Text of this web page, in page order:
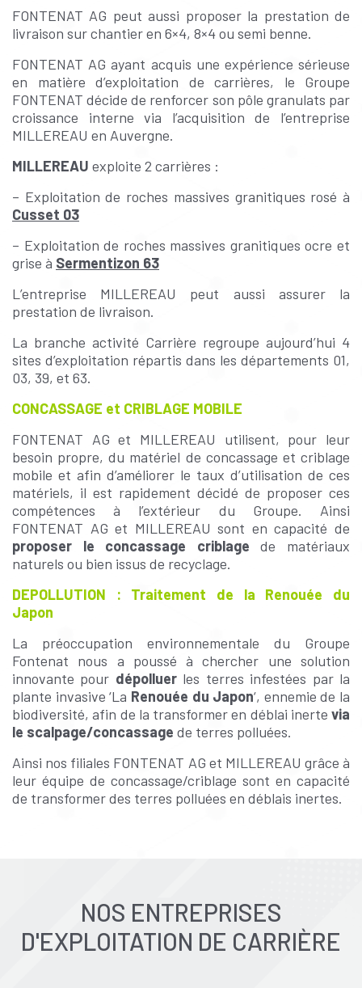
FONTENAT AG peut aussi proposer la prestation de
livraison sur chantier en 6×4, 8×4 ou semi benne.
FONTENAT AG ayant acquis une expérience sérieuse
en matière d’exploitation de carrières, le Groupe
FONTENAT décide de renforcer son pôle granulats par
croissance interne via l’acquisition de l’entreprise
MILLEREAU en Auvergne.
MILLEREAU exploite 2 carrières :
– Exploitation de roches massives granitiques rosé à
Cusset 03
– Exploitation de roches massives granitiques ocre et
grise à Sermentizon 63
L’entreprise MILLEREAU peut aussi assurer la
prestation de livraison.
La branche activité Carrière regroupe aujourd’hui 4
sites d’exploitation répartis dans les départements 01,
03, 39, et 63.
CONCASSAGE et CRIBLAGE MOBILE
FONTENAT AG et MILLEREAU utilisent, pour leur
besoin propre, du matériel de concassage et criblage
mobile et afin d’améliorer le taux d’utilisation de ces
matériels, il est rapidement décidé de proposer ces
compétences à l’extérieur du Groupe. Ainsi
FONTENAT AG et MILLEREAU sont en capacité de
proposer le concassage criblage de matériaux
naturels ou bien issus de recyclage.
DEPOLLUTION : Traitement de la Renouée du
Japon
La préoccupation environnementale du Groupe
Fontenat nous a poussé à chercher une solution
innovante pour dépolluerles terres infestées par la
plante invasive ‘La Renouée du Japon‘, ennemie de la
biodiversité, afin de la transformer en déblai inerte via
le scalpage/concassage de terres polluées.
Ainsi nos filiales FONTENAT AG et MILLEREAU grâce à
leur équipe de concassage/criblage sont en capacité
de transformer des terres polluées en déblais inertes.
NOS ENTREPRISES
D'EXPLOITATION DE CARRIÈRE